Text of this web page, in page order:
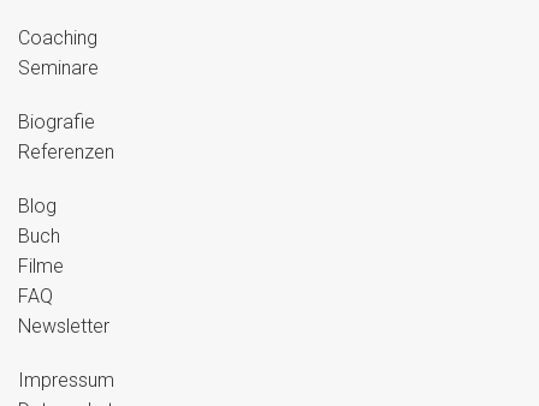
Coaching
Seminare
Biografie
Referenzen
Blog
Buch
Filme
FAQ
Newsletter
Impressum